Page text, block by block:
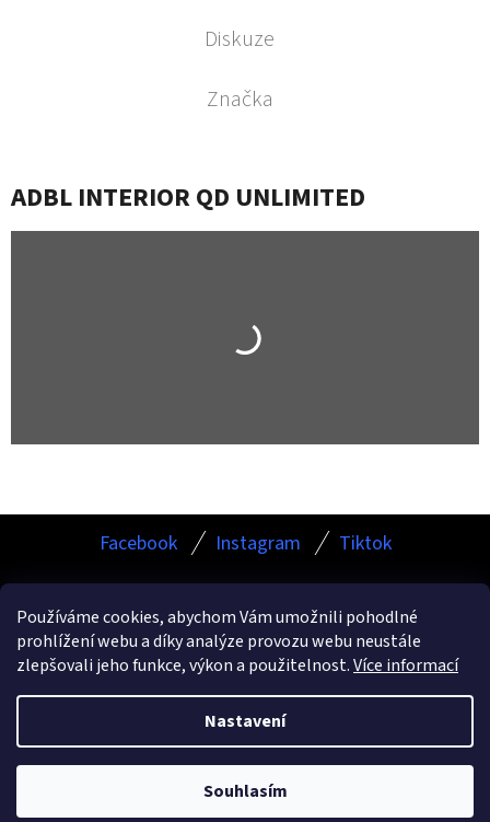
Používáme cookies, abychom Vám umožnili pohodlné
prohlížení webu a díky analýze provozu webu neustále
zlepšovali jeho funkce, výkon a použitelnost.Více informací
Nastavení
Souhlasím
Diskuze
Značka
ADBL INTERIOR QD UNLIMITED
P
Facebook Instagram Tiktok
FacebookInstagramTikTok
Vytvořil Shoptet
Copyright 2026ESHOP.KAMURCLEANING.CZ. Všechna